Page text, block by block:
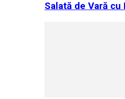
Salată de Vară cu